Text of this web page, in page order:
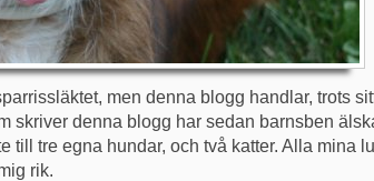
men denna blogg handlar, trots
skriver denna blogg har sedan barnsben
till tre egna hundar, och två katter. Alla mina
rik.